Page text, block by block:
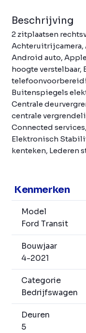
Beschrijving
2 zitplaatsen
Achteruitrijcamera,
Android auto,
hoogte
Buitenspiegels
Centrale
centrale
Connected
Elektronisch
kenteken, Lederen
Kenmerken
Model
Ford Transit
Bouwjaar
4-2021
Categorie
Bedrijfswagen
Deuren
5